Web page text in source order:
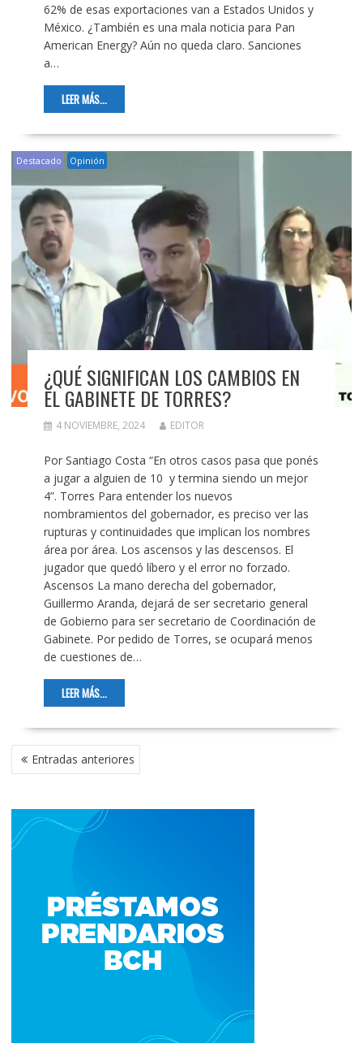
62% de esas exportaciones van a Estados Unidos y
México. ¿También es una mala noticia para Pan
American Energy? Aún no queda claro. Sanciones
a…
LEER MÁS...
Destacado Opinión
¿QUÉ SIGNIFICAN LOS CAMBIOS EN
EL GABINETE DE TORRES?
4 NOVIEMBRE, 2024 EDITOR
Por Santiago Costa “En otros casos pasa que ponés
a jugar a alguien de 10 y termina siendo un mejor
4”. Torres Para entender los nuevos
nombramientos del gobernador, es preciso ver las
rupturas y continuidades que implican los nombres
área por área. Los ascensos y las descensos. El
jugador que quedó líbero y el error no forzado.
Ascensos La mano derecha del gobernador,
Guillermo Aranda, dejará de ser secretario general
de Gobierno para ser secretario de Coordinación de
Gabinete. Por pedido de Torres, se ocupará menos
de cuestiones de…
LEER MÁS...
NAVEGACIÓN
DE Entradas anteriores